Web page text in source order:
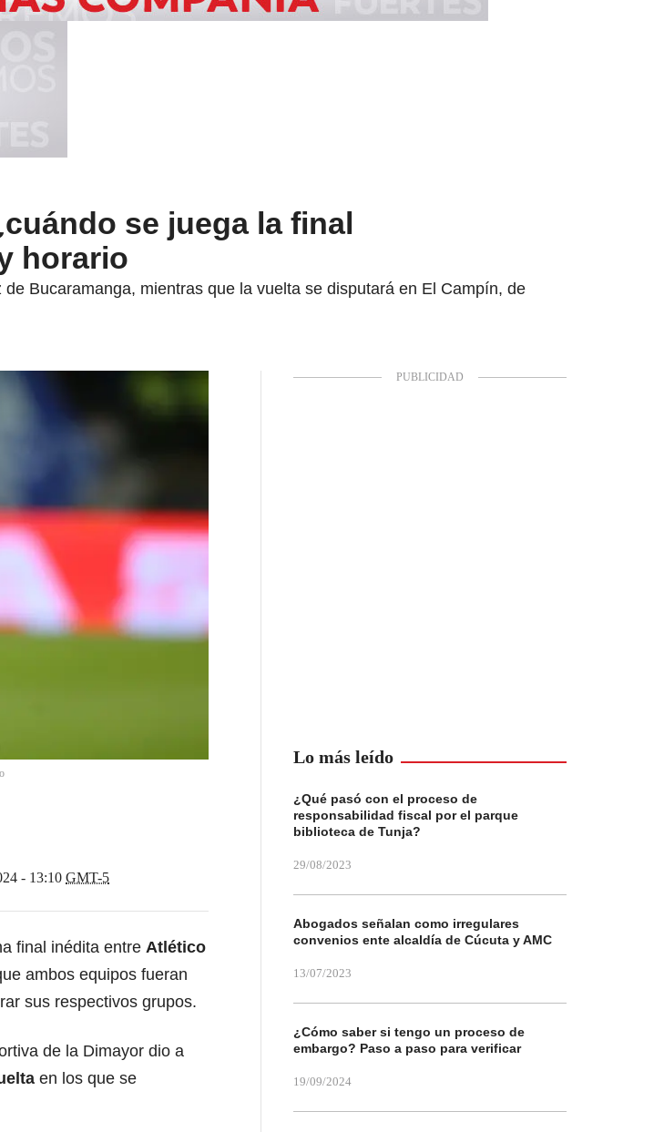
se juega la final
horario
Bucaramanga, mientras que la vuelta se disputará en El Campín, de
- 13:10 GMT-5
final inédita entre Atlético
ambos equipos fueran
sus respectivos grupos.
de la Dimayor dio a
en los que se
Lo más leído
¿Qué pasó con el proceso de
responsabilidad fiscal por el parque
biblioteca de Tunja?
29/08/2023
Abogados señalan como irregulares
convenios ente alcaldía de Cúcuta y AMC
13/07/2023
¿Cómo saber si tengo un proceso de
embargo? Paso a paso para verificar
19/09/2024